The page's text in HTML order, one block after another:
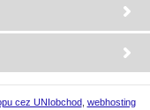
cez UNIobchod, webhosting